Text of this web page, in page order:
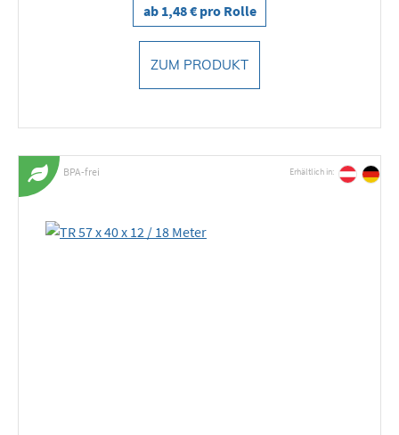
ab 1,48 € pro Rolle
ZUM PRODUKT
BPA-frei Erhältlich in: